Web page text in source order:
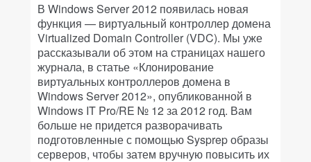
В Windows Server 2012 появилась новая
функция — виртуальный контроллер домена
Virtualized Domain Controller (VDC). Мы уже
рассказывали об этом на страницах нашего
журнала, в статье «Клонирование
виртуальных контроллеров домена в
Windows Server 2012», опубликованной в
Windows IT Pro/RE № 12 за 2012 год. Вам
больше не придется разворачивать
подготовленные с помощью Sysprep образы
серверов, чтобы затем вручную повысить их